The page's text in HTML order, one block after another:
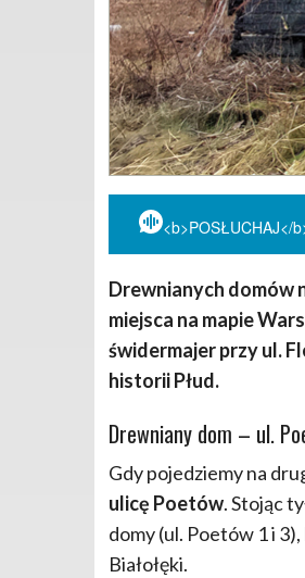
<b>POSŁUCHAJ</
Drewnianych domów
miejsca na mapie
świdermajer przy ul.
historii Płud.
Drewniany dom – ul.
Gdy pojedziemy na
ulicę Poetów. Stojąc
domy (ul. Poetów 1 i
Białołęki.